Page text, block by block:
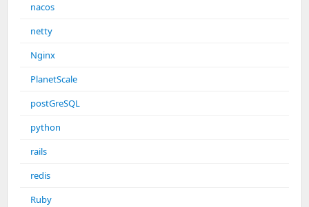
nacos
netty
Nginx
PlanetScale
postGreSQL
python
rails
redis
Ruby